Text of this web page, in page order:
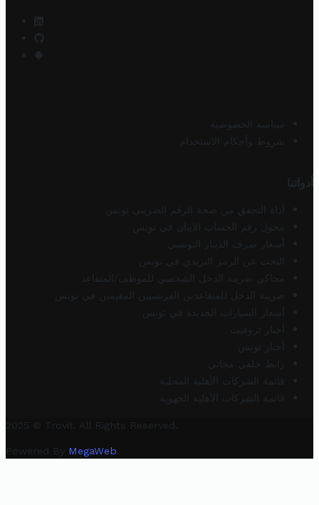
سياسة الخصوصية
شروط وأحكام الاستخدام
أدواتنا
أداة التحقق من صحة الرقم الضريبي تونس
محول رقم الحساب الآيبان في تونس
أسعار صرف الدينار التونسي
البحث عن الرمز البريدي في تونس
محاكي ضريبة الدخل الشخصي للموظف/المتقاعد
ضريبة الدخل للمتقاعدين الفرنسيين المقيمين في تونس
أسعار السيارات الجديدة في تونس
أخبار تروفيت
أخبار تونس
رابط خلفي مجاني
قائمة الشركات الأهلية المحلية
قائمة الشركات الأهلية الجهوية
2025 © Trovit. All Rights Reserved.
Powered By MegaWeb